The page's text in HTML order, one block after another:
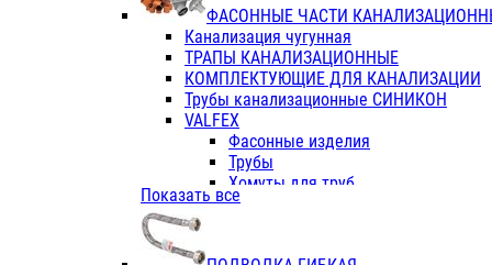
Фитинги с металл. серые
Фитинги ПП (серые)
Фитинги ПП белые
Краны
Фитинги ПП (белые)
Фитинги ПП с металлом белые
ПК КОНТУР
Краны полипропиленовые
Трубы полипропиленивые
TK
VALFEX
ФАСОННЫЕ ЧАСТИ
Канализация чугунная
ТРАПЫ КАНАЛИЗАЦИОННЫЕ
КОМПЛЕКТУЮЩИЕ ДЛЯ КАНАЛИЗАЦИИ
Трубы канализационные СИНИКОН
VALFEX
Фасонные изделия
Трубы
Хомуты для труб
ПВХ (стройполимер)
Показать все